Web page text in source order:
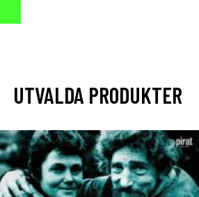
UTVALDA PRODUKTER